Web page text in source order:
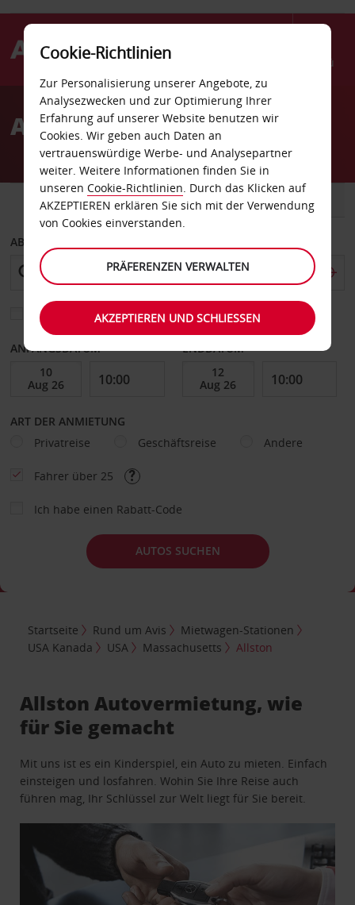
Menü
AvisAutovermietung Allston
FAHRZEUG TRANSPORTER
ABHOLEN VON
Eine andere Rückgabestation auswählen
ANFANGSDATUM ENDDATUM
ART DER ANMIETUNG
Privatreise
Geschäftsreise Andere
Fahrer über 25
Ich habe einen Rabatt-Code
AUTOS SUCHEN
Startseite Rund um Avis
Mietwagen-Stationen
USA Kanada
USA Massachusetts Allston
Allston Autovermietung, wie
für Sie gemacht
Mit uns ist es ein Kinderspiel, ein Auto zu mieten. Einfach
einsteigen und losfahren. Wohin Sie Ihre Reise auch
führen mag, Ihr Schlüssel zur Welt liegt für Sie bereit.
Cookie-Richtlinien
Zur Personalisierung unserer Angebote, zu
Analysezwecken und zur Optimierung Ihrer
Erfahrung auf unserer Website benutzen wir
Cookies. Wir geben auch Daten an
vertrauenswürdige Werbe- und Analysepartner
weiter. Weitere Informationen finden Sie in
unseren Cookie-Richtlinien. Durch das Klicken auf
AKZEPTIEREN erklären Sie sich mit der Verwendung
von Cookies einverstanden.
PRÄFERENZEN VERWALTEN
AKZEPTIEREN UND SCHLIESSEN